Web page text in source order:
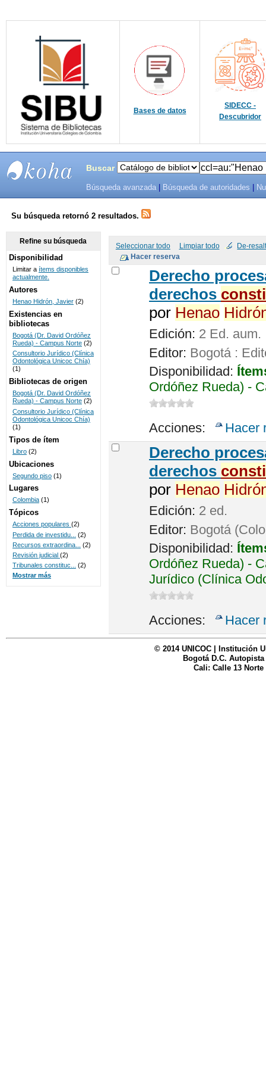
Bases de datos
SIDECC -
Descubridor
SISTEMAS
DE
BIBLIOTECAS
UNICOC
Buscar
Búsqueda avanzada Búsqueda de autoridades
Su búsqueda retornó 2 resultados.
Seleccionar todo Limpiar todo De-
Derecho
derechos
por Henao
Edición: 2 Ed. aum.
Editor: Bogotá :
Disponibilidad:
Ordóñez Rueda) -
Acciones: Hacer
Derecho
derechos
por Henao
Edición: 2 ed.
Editor: Bogotá
Disponibilidad:
Ordóñez Rueda) -
Jurídico (Clínica
Acciones: Hacer
Refine su búsqueda
Disponibilidad
Limitar a ítems disponibles
actualmente.
Autores
Henao Hidrón, Javier (2)
Existencias en
bibliotecas
Bogotá (Dr. David Ordóñez
Rueda) - Campus Norte (2)
Consultorio Jurídico (Clínica
Odontológica Unicoc Chía)
(1)
Bibliotecas de origen
Bogotá (Dr. David Ordóñez
Rueda) - Campus Norte (2)
Consultorio Jurídico (Clínica
Odontológica Unicoc Chía)
(1)
Tipos de ítem
Libro (2)
Ubicaciones
Segundo piso (1)
Lugares
Colombia (1)
Tópicos
Acciones populares (2)
Perdida de investidu...
(2)
Recursos extraordina...
(2)
Revisión judicial (2)
Tribunales constituc...
(2)
Mostrar más
© 2014 UNICOC | Institución
Bogotá D.C. Autopista
Cali: Calle 13 Norte